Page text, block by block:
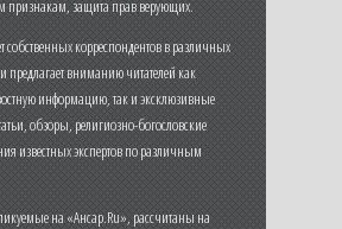
защита прав верующих.
собственных корреспондентов в различных
предлагает вниманию читателей как
информацию, так и эксклюзивные
обзоры, религиозно-богословские
известных экспертов по различным
на «Ансар.Ru», рассчитаны на